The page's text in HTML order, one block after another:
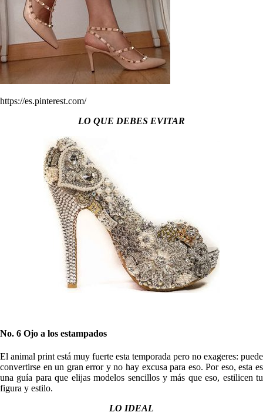
https://es.pinterest.com/
LO QUE DEBES EVITAR
No. 6 Ojo a los estampados
El animal print está muy fuerte esta temporada pero no exageres: puede
convertirse en un gran error y no hay excusa para eso. Por eso, esta es
una guía para que elijas modelos sencillos y más que eso, estilicen tu
figura y estilo.
LO IDEAL